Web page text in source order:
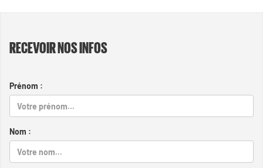
RECEVOIR NOS INFOS
Prénom :
Nom :